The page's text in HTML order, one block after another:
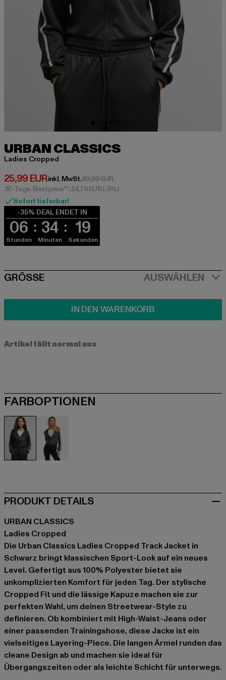
URBAN CLASSICS
Ladies Cropped
25,99 EUR
Derzeitiger Preis: 25,99 EUR
inkl. MwSt.39,99 EURAktionspreis: 39,99 EUR
30-Tage-Bestpreis**: 24,79 EUR(-5%)
Sofort lieferbar!
-35% DEAL ENDET IN
06
Stunden
34
Minuten
18
Sekunden
SIZE
GRÖSSE AUSWÄHLEN
IN DEN WARENKORB
Artikel fällt normal aus
FARBOPTIONEN
PRODUKT DETAILS
URBAN CLASSICS
Ladies Cropped
Die Urban Classics Ladies Cropped Track Jacket in
Schwarz bringt klassischen Sport-Look auf ein neues
Level. Gefertigt aus 100% Polyester bietet sie
unkomplizierten Komfort für jeden Tag. Der stylische
Cropped Fit und die lässige Kapuze machen sie zur
perfekten Wahl, um deinen Streetwear-Style zu
definieren. Ob kombiniert mit High-Waist-Jeans oder
einer passenden Trainingshose, diese Jacke ist ein
vielseitiges Layering-Piece. Die langen Ärmel runden das
cleane Design ab und machen sie ideal für
Übergangszeiten oder als leichte Schicht für unterwegs.